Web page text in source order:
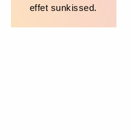
effet sunkissed.